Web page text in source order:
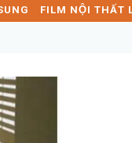
FILM NỘI THẤT